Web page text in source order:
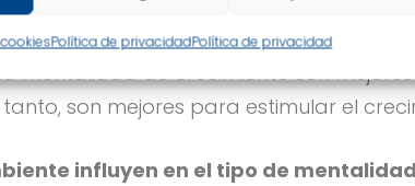
Política de privacidadPolítica de privacidad
perseverado. Pero quizás el
mentalidad de crecimiento son
son mejores para estimular el
influyen en el tipo de